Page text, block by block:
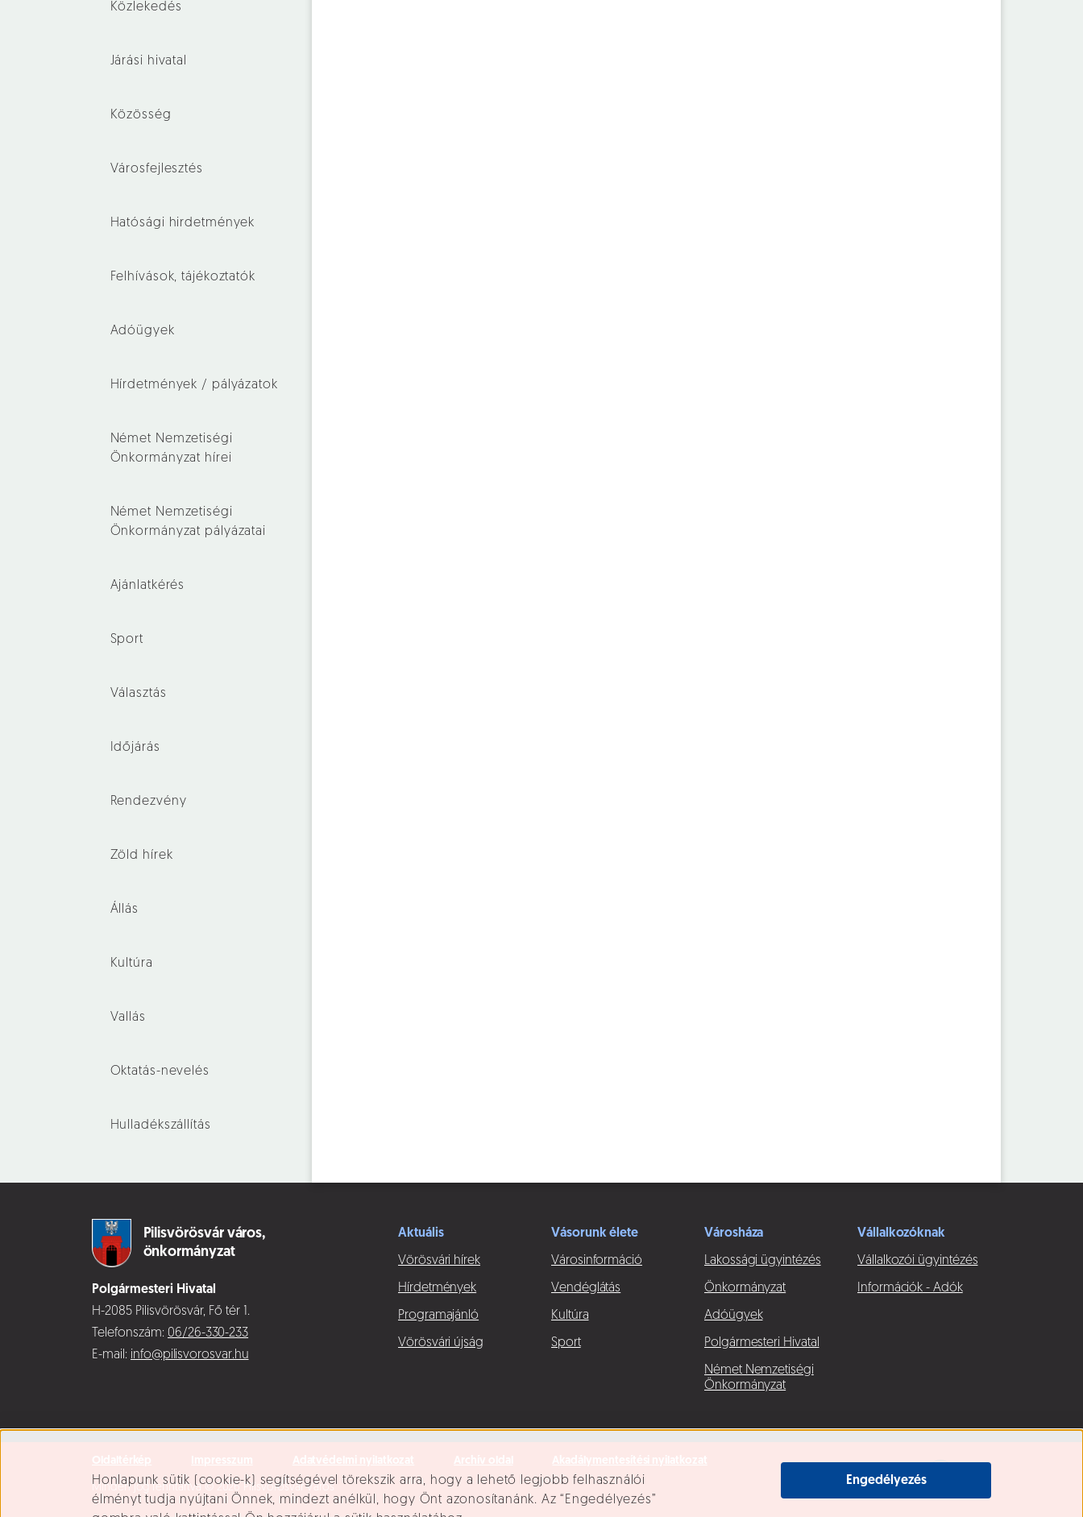
Süti beállítások
Honlapunk sütik (cookie-k) segítségével törekszik arra, hogy a lehető legjobb felhasználói
élményt tudja nyújtani Önnek, mindezt anélkül, hogy Önt azonosítanánk. Az “Engedélyezés”
Engedélyezés
Közlekedés
Járási hivatal
Közösség
Városfejlesztés
Hatósági hirdetmények
Felhívások, tájékoztatók
Adóügyek
Hírdetmények / pályázatok
Német Nemzetiségi
Önkormányzat hírei
Német Nemzetiségi
Önkormányzat pályázatai
Ajánlatkérés
Sport
Választás
Időjárás
Rendezvény
Zöld hírek
Állás
Kultúra
Vallás
Oktatás-nevelés
Hulladékszállítás
Pilisvörösvár város,
önkormányzat
Polgármesteri Hivatal
H-2085 Pilisvörösvár, Fő tér 1.
Telefonszám: 06/26-330-233
E-mail: info@pilisvorosvar.hu
Aktuális
Vörösvári hírek
Hírdetmények
Programajánló
Vörösvári újság
Vásorunk élete
Városinformáció
Vendéglátás
Kultúra
Sport
Városháza
Lakossági ügyintézés
Önkormányzat
Adóügyek
Polgármesteri Hivatal
Német Nemzetiségi
Önkormányzat
Vállalkozóknak
Vállalkozói ügyintézés
Információk - Adók
Minden jog fenntartva © 2026 Pilisvörösvár Város